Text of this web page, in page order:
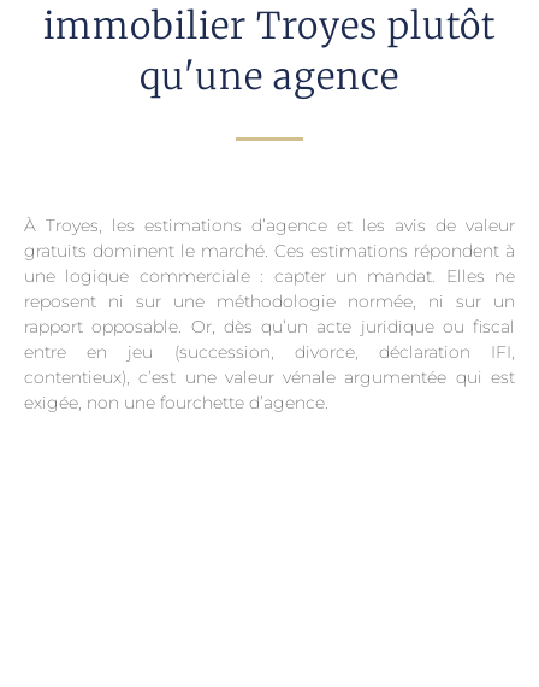
immobilier Troyes plutôt
qu'une agence
À Troyes, les estimations d’agence et les avis de valeur
gratuits dominent le marché. Ces estimations répondent à
une logique commerciale : capter un mandat. Elles ne
reposent ni sur une méthodologie normée, ni sur un
rapport opposable. Or, dès qu’un acte juridique ou fiscal
entre en jeu (succession, divorce, déclaration IFI,
contentieux), c’est une valeur vénale argumentée qui est
exigée, non une fourchette d’agence.